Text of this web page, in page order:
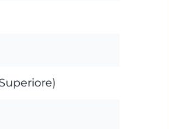
kunnen
van de